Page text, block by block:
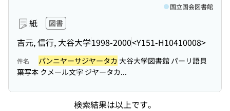
紙 図書
吉元, 信行, 大谷大学1998-2000<Y151-H10410008>
国立国会図書館
件名 パンニヤーサジヤータカ 大谷大学図書館 パーリ語貝
葉写本 クメール文字 ジヤータカ...
検索結果は以上です。